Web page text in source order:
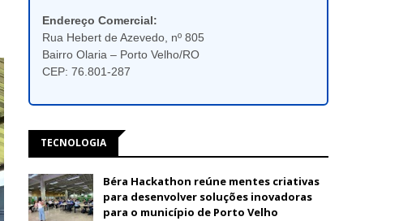
Endereço Comercial:
Rua Hebert de Azevedo, nº 805
Bairro Olaria – Porto Velho/RO
CEP: 76.801-287
TECNOLOGIA
Béra Hackathon reúne mentes criativas
para desenvolver soluções inovadoras
para o município de Porto Velho